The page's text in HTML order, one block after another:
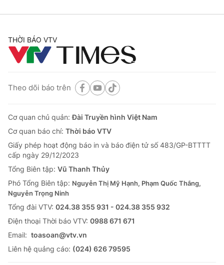
THỜI BÁO VTV
Theo dõi báo trên
Cơ quan chủ quản:Đài Truyền hình Việt Nam
Cơ quan báo chí: Thời báo VTV
Giấy phép hoạt động báo in và báo điện tử số 483/GP-BTTTT
cấp ngày 29/12/2023
Tổng Biên tập: Vũ Thanh Thủy
Phó Tổng Biên tập: Nguyễn Thị Mỹ Hạnh, Phạm Quốc Thắng,
Nguyễn Trọng Ninh
Tổng đài VTV: 024.38 355 931 - 024.38 355 932
Ðiện thoại Thời báo VTV: 0988 671 671
Email: toasoan@vtv.vn
Liên hệ quảng cáo: (024) 626 79595